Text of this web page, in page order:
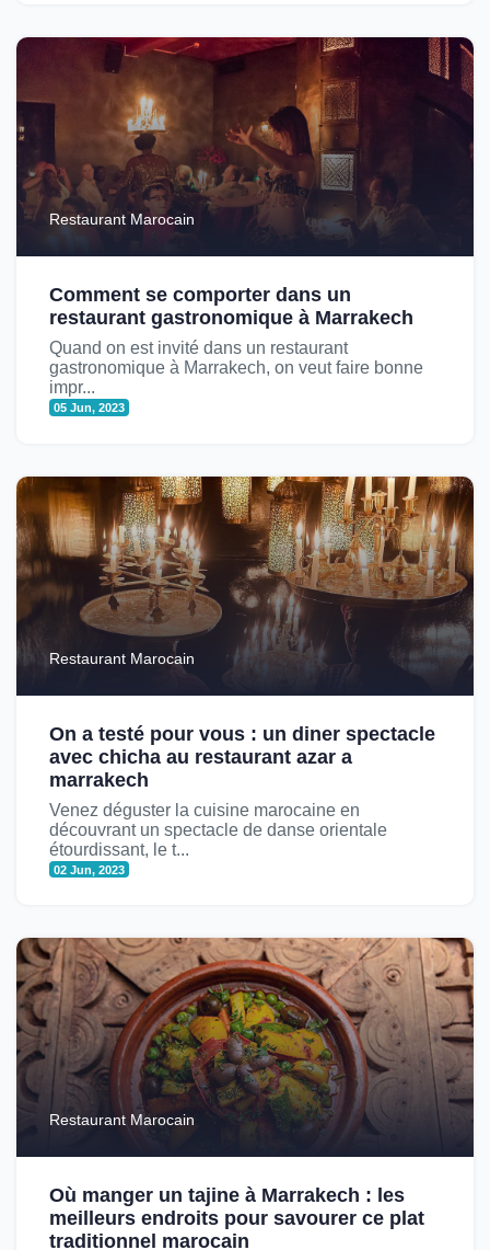
Restaurant Marocain
Comment se comporter dans un
restaurant gastronomique à Marrakech
Quand on est invité dans un restaurant
gastronomique à Marrakech, on veut faire bonne
impr...
05 Jun, 2023
Restaurant Marocain
On a testé pour vous : un diner spectacle
avec chicha au restaurant azar a
marrakech
Venez déguster la cuisine marocaine en
découvrant un spectacle de danse orientale
étourdissant, le t...
02 Jun, 2023
Restaurant Marocain
Où manger un tajine à Marrakech : les
meilleurs endroits pour savourer ce plat
traditionnel marocain